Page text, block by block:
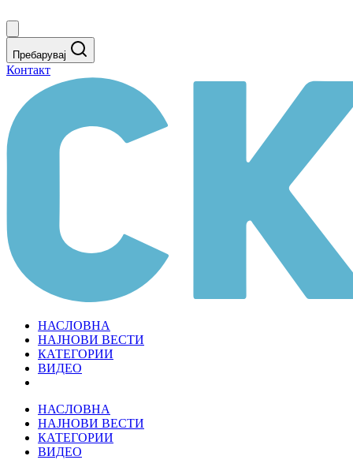
Пребарувај
Контакт
НАСЛОВНА
НАЈНОВИ ВЕСТИ
КАТЕГОРИИ
ВИДЕО
НАСЛОВНА
НАЈНОВИ ВЕСТИ
КАТЕГОРИИ
ВИДЕО